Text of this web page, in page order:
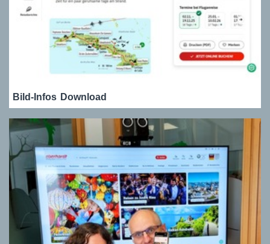
Bild-Infos Download